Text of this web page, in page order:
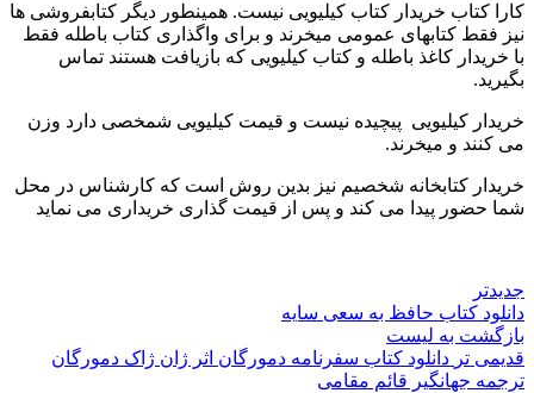
کارا کتاب خریدار کتاب کیلیویی نیست. همینطور دیگر کتابفروشی ها
نیز فقط کتابهای عمومی میخرند و برای واگذاری کتاب باطله فقط
با خریدار کاغذ باطله و کتاب کیلیویی که بازیافت هستند تماس
بگیرید.
خریدار کیلیویی پیچیده نیست و قیمت کیلیویی شمخصی دارد وزن
می کنند و میخرند.
خریدار کتابخانه شخصیم نیز بدین روش است که کارشناس در محل
شما حضور پیدا می کند و پس از قیمت گذاری خریداری می نماید
جدیدتر
دانلود کتاب حافظ به سعی سایه
بازگشت به لیست
قدیمی تر دانلود کتاب سفرنامه دمورگان اثر ژان ژاک دمورگان
ترجمه جهانگیر قائم مقامی